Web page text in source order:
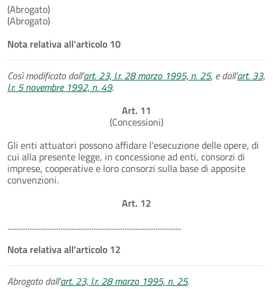
(Abrogato)
(Abrogato)
Nota relativa all'articolo 10
Così modificato dall'art. 23, l.r. 28 marzo 1995, n. 25, e dall'art. 33,
l.r. 5 novembre 1992, n. 49.
Art. 11
(Concessioni)
Gli enti attuatori possono affidare l’esecuzione delle opere, di
cui alla presente legge, in concessione ad enti, consorzi di
imprese, cooperative e loro consorzi sulla base di apposite
convenzioni.
Art. 12
...............................................................................................
Nota relativa all'articolo 12
Abrogato dall'art. 23, l.r. 28 marzo 1995, n. 25.